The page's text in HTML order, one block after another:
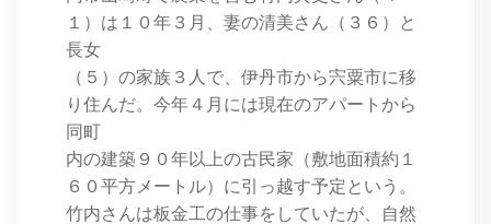
１）は１０年３月、妻の清美さん（３６）と
長女
（５）の家族３人で、伊丹市から宍粟市に移
り住んだ。今年４月には現在のアパートから
同町
内の建築９０年以上の古民家（敷地面積約１
６０平方メートル）に引っ越す予定という。
竹内さんは板金工の仕事をしていたが、自然